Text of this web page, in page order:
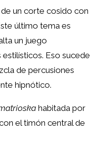
un corte cosido con
último tema es
un juego
Eso sucede
de percusiones
hipnótico.
habitada por
el timón central de